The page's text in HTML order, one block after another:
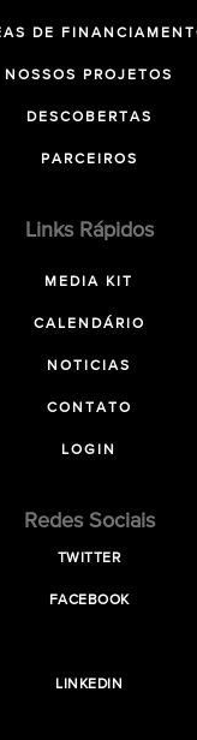
DE
NOSSOS PROJETOS
DESCOBERTAS
PARCEIROS
Links Rápidos
MEDIA KIT
CALENDÁRIO
NOTICIAS
CONTATO
LOGIN
Redes Sociais
TWITTER
FACEBOOK
LINKEDIN